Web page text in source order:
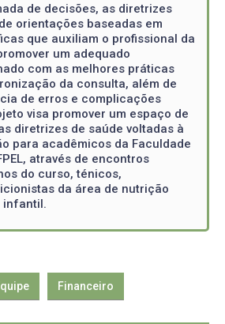
de decisões, as diretrizes
orientações baseadas em
que auxiliam o profissional da
um adequado
com as melhores práticas
da consulta, além de
de erros e complicações
visa promover um espaço de
diretrizes de saúde voltadas à
para acadêmicos da Faculdade
através de encontros
do curso, ténicos,
da área de nutrição
infantil.
Financeiro